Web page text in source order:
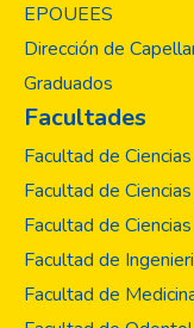
de
en
EPOUEES
Dirección de
Graduados
Facultades
Facultad de
Facultad de Ciencias
Facultad de
Facultad de
Facultad de